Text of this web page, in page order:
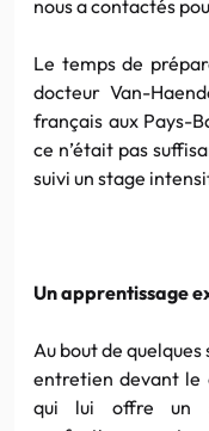
nous a contactés
Le temps de
docteur Van-
français aux Pays-
ce n’était pas
suivi un stage
Un apprentissage
Au bout de
entretien devant le
qui lui offre un